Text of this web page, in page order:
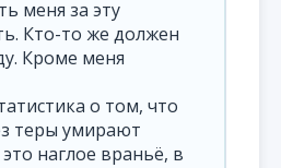
меня за эту
Кто-то же должен
Кроме меня
о том, что
теры умирают
наглое враньё, в